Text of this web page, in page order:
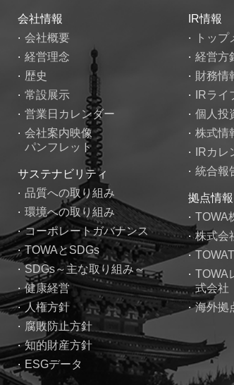
会社情報
会社概要
経営理念
歴史
常設展示
営業日カレンダー
会社案内映像
パンフレット
サステナビリティ
品質への取り組み
環境への取り組み
コーポレートガバナンス
TOWAとSDGs
SDGs～主な取り組み～
健康経営
人権方針
腐敗防止方針
知的財産方針
ESGデータ
IR情報
トップ
経営方
財務情
IRライ
個人投
株式情
IRカレ
統合報
拠点情報
TOWA
株式会
TOWA
式会社
海外拠